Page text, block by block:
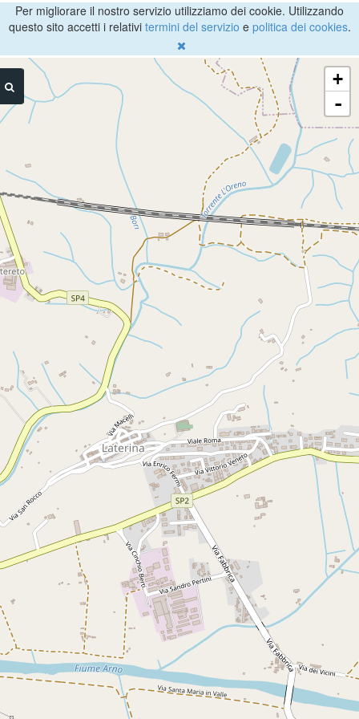
Per migliorare il nostro servizio utilizziamo dei cookie. Utilizzando
questo sito accetti i relativi termini del servizio e politica dei cookies.
+
-